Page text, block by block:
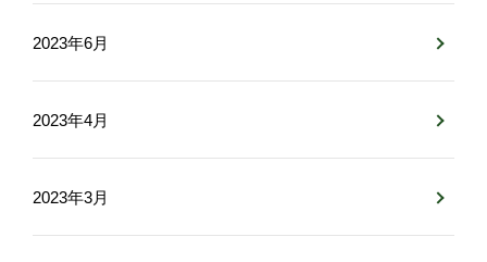
2023年6月
2023年4月
2023年3月